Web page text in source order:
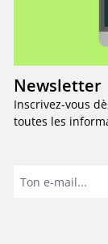
Newsletter
Inscrivez-vous
toutes les